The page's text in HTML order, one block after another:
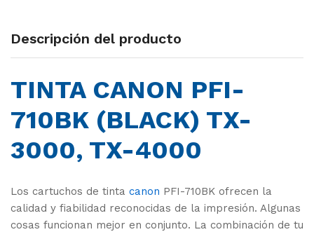
Descripción del producto
TINTA CANON PFI-
710BK (BLACK) TX-
3000, TX-4000
Los cartuchos de tinta canon PFI-710BK ofrecen la
calidad y fiabilidad reconocidas de la impresión. Algunas
cosas funcionan mejor en conjunto. La combinación de tu